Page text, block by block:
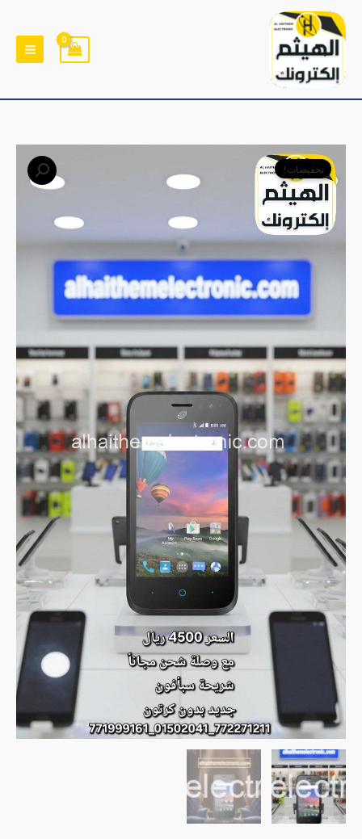
تخطي
المحتوى
تخفيضات!
السعر
الأصلي
هو:
﷼7,500.
الحالي
كمية
تلفون
شريحة
سبأفون
بدون
كرتون)